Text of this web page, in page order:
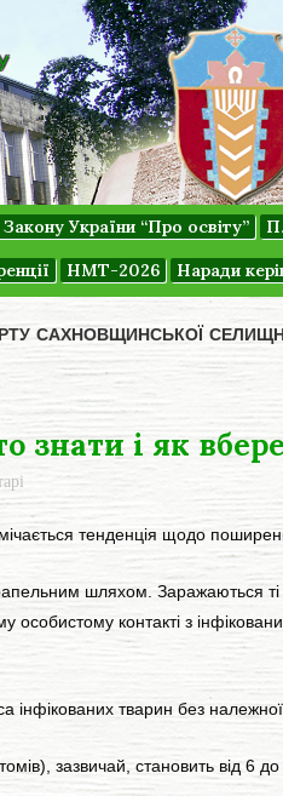
України “Про освіту”
НМТ-2026 Наради
САХНОВЩИНСЬКОЇ
знати і як
тенденція щодо
шляхом. Заражаються
контакті з
тварин без належної
зазвичай, становить від 6